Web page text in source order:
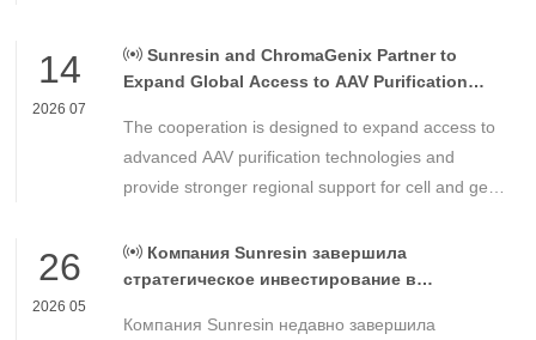
chemical materials for nuclear power applications.
14
2026 07
Sunresin and ChromaGenix Partner to
Expand Global Access to AAV Purification
The cooperation is designed to expand access to
advanced AAV purification technologies and
provide stronger regional support for cell and gene
Americas.
26
2026 05
Компания Sunresin завершила
стратегическое инвестирование в
бизнеса в области промышленной
Компания Sunresin недавно завершила